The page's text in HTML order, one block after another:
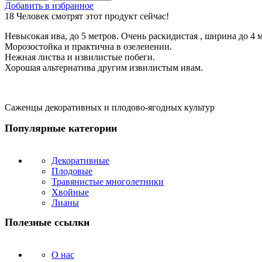
белая
Дартс
Снейк
(Salix
alba
Dart's
см
года)
Добавить в избранное
18 Человек смотрят этот продукт сейчас!
Невысокая ива, до 5 метров. Очень раскидистая , ширина до 4
Морозостойка и практична в озеленении.
Нежная листва и извилистые побеги.
Хорошая альтернатива другим извилистым ивам.
Саженцы декоративных и плодово-ягодных культур
Популярные категории
Декоративные
Плодовые
Травянистые многолетники
Хвойные
Лианы
Полезные ссылки
О нас